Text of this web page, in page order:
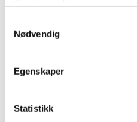
Nødvendig
Egenskaper
Statistikk
– Andre er rett og slett
Uansett årsak peker Dille
handlekraft og mot. Det